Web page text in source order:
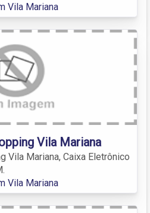
Vila Mariana
Vila Mariana
Vila Mariana, Caixa Eletrônico
Vila Mariana